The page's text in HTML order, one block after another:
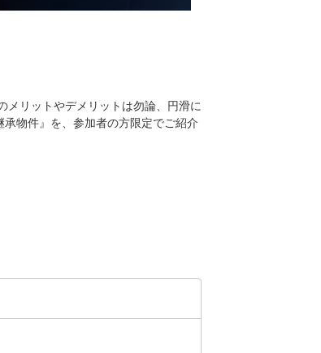
リットやデメリットは勿論、円滑に
物件』を、参加者の方限定でご紹介